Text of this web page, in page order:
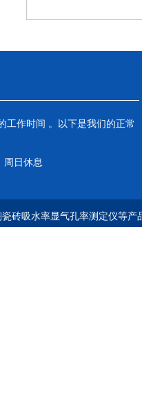
工作时间 。以下是我们的正常
周日休息
砖吸水率显气孔率测定仪等